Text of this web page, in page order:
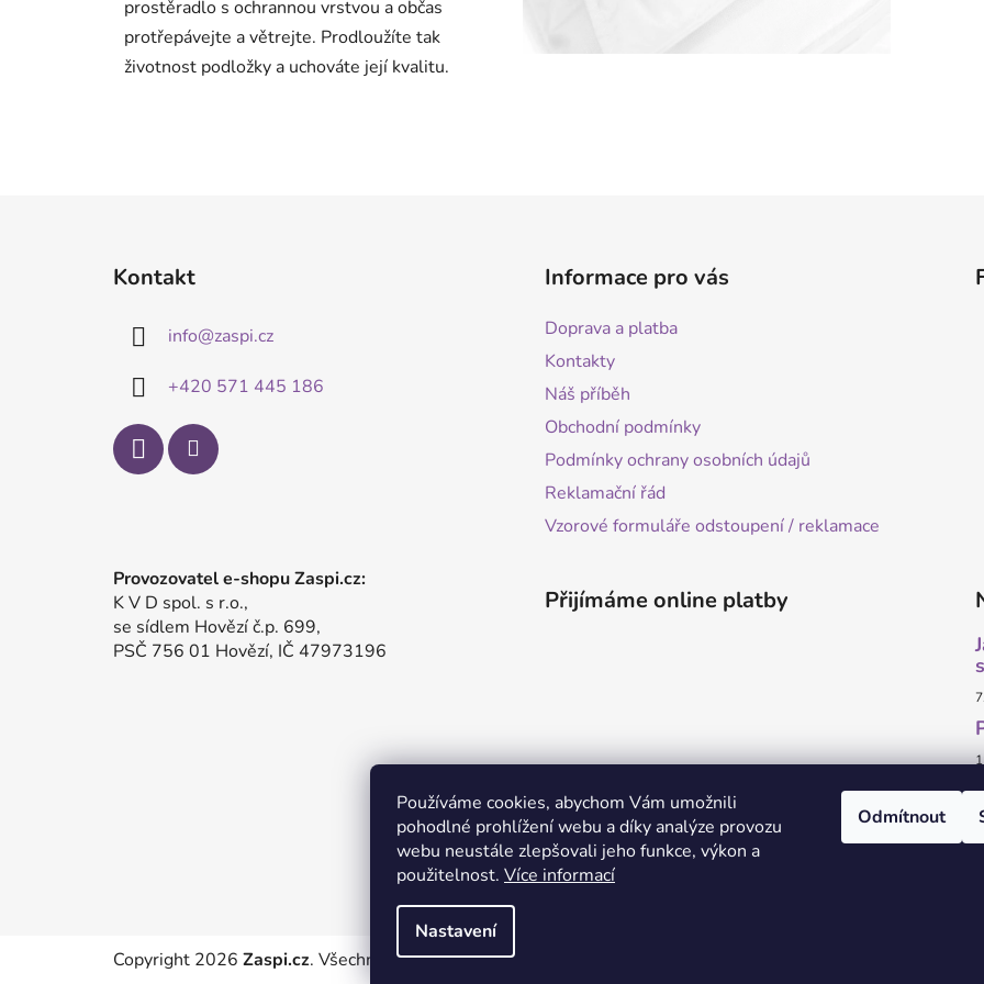
Používáme cookies, abychom Vám umožnili
pohodlné prohlížení webu a díky analýze provozu
webu neustále zlepšovali jeho funkce, výkon a
použitelnost. Více informací
Nastavení
Odmítnout
prostěradlo s ochrannou vrstvou a občas
protřepávejte a větrejte. Prodloužíte tak
životnost podložky a uchováte její kvalitu.
Kontakt
info@zaspi.cz
+420 571 445 186
Informace pro vás
Doprava a platba
Kontakty
Náš příběh
Obchodní podmínky
Podmínky ochrany osobních údajů
Reklamační řád
Vzorové formuláře odstoupení / reklamace
Provozovatel e-shopu Zaspi.cz:
K V D spol. s r.o.,
se sídlem Hovězí č.p. 699,
PSČ 756 01 Hovězí, IČ 47973196
Přijímáme online platby
O marketing a grafiku se stará Brandedguys.com
Copyright 2026 Zaspi.cz. Všechna práva vyhrazena.